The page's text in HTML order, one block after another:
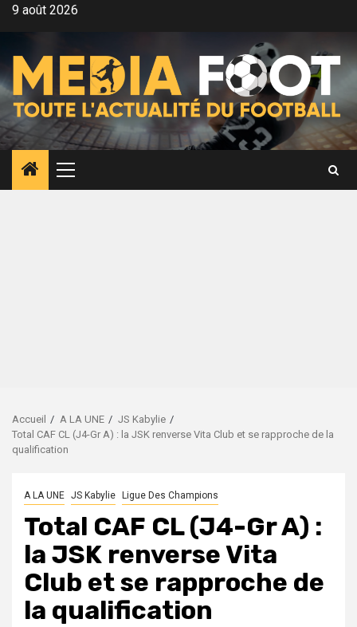
Aller9 août 2026
Menu
principal
Accueil A LA UNE
JS Kabylie
Total CAF CL (J4-Gr A) : la JSK renverse Vita Club et se rapproche de la
qualification
A LA UNE JS Kabylie Ligue Des Champions
Total CAF CL (J4-Gr A) :
la JSK renverse Vita
Club et se rapproche de
la qualification